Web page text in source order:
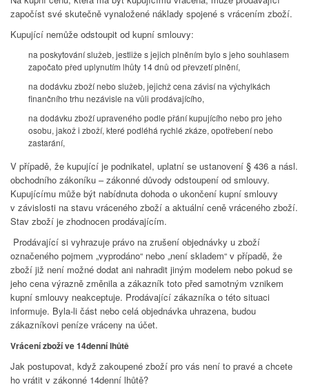
započíst své skutečně vynaložené náklady spojené s vrácením zboží.
Kupující nemůže odstoupit od kupní smlouvy:
na poskytování služeb, jestliže s jejich plněním bylo s jeho souhlasem
započato před uplynutím lhůty 14 dnů od převzetí plnění,
na dodávku zboží nebo služeb, jejichž cena závisí na výchylkách
finančního trhu nezávisle na vůli prodávajícího,
na dodávku zboží upraveného podle přání kupujícího nebo pro jeho
osobu, jakož i zboží, které podléhá rychlé zkáze, opotřebení nebo
zastarání,
V případě, že kupující je podnikatel, uplatní se ustanovení § 436 a násl.
obchodního zákoníku – zákonné důvody odstoupení od smlouvy.
Kupujícímu může být nabídnuta dohoda o ukončení kupní smlouvy
v závislosti na stavu vráceného zboží a aktuální ceně vráceného zboží.
Stav zboží je zhodnocen prodávajícím.
Prodávající si vyhrazuje právo na zrušení objednávky u zboží
označeného pojmem „vyprodáno“ nebo „není skladem“ v případě, že
zboží již není možné dodat ani nahradit jiným modelem nebo pokud se
jeho cena výrazně změnila a zákazník toto před samotným vznikem
kupní smlouvy neakceptuje. Prodávající zákazníka o této situaci
informuje. Byla-li část nebo celá objednávka uhrazena, budou
zákazníkovi peníze vráceny na účet.
Vrácení zboží ve 14denní lhůtě
Jak postupovat, když zakoupené zboží pro vás není to pravé a chcete
ho vrátit v zákonné 14denní lhůtě?